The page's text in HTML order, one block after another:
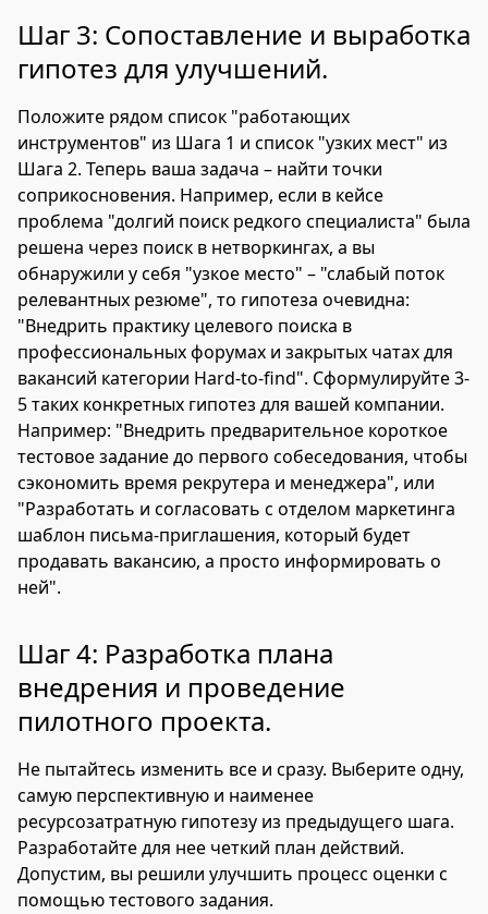
Шаг 3: Сопоставление и выработка
гипотез для улучшений.
Положите рядом список "работающих
инструментов" из Шага 1 и список "узких мест" из
Шага 2. Теперь ваша задача – найти точки
соприкосновения. Например, если в кейсе
проблема "долгий поиск редкого специалиста" была
решена через поиск в нетворкингах, а вы
обнаружили у себя "узкое место" – "слабый поток
релевантных резюме", то гипотеза очевидна:
"Внедрить практику целевого поиска в
профессиональных форумах и закрытых чатах для
вакансий категории Hard-to-find". Сформулируйте 3-
5 таких конкретных гипотез для вашей компании.
Например: "Внедрить предварительное короткое
тестовое задание до первого собеседования, чтобы
сэкономить время рекрутера и менеджера", или
"Разработать и согласовать с отделом маркетинга
шаблон письма-приглашения, который будет
продавать вакансию, а просто информировать о
ней".
Шаг 4: Разработка плана
внедрения и проведение
пилотного проекта.
Не пытайтесь изменить все и сразу. Выберите одну,
самую перспективную и наименее
ресурсозатратную гипотезу из предыдущего шага.
Разработайте для нее четкий план действий.
Допустим, вы решили улучшить процесс оценки с
помощью тестового задания.